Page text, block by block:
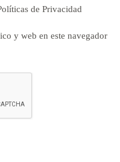
de Privacidad
y web en este navegador